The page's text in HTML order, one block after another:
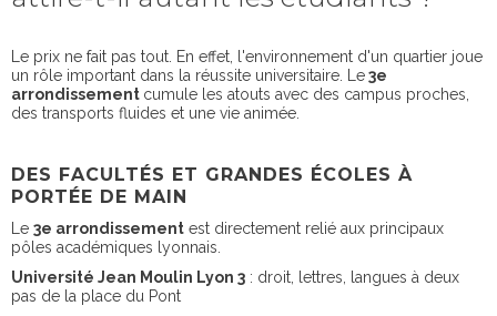
Le prix ne fait pas tout. En effet, l'environnement d'un quartier joue
un rôle important dans la réussite universitaire. Le3e
arrondissement cumule les atouts avec des campus proches,
des transports fluides et une vie animée.
DES FACULTÉS ET GRANDES ÉCOLES À
PORTÉE DE MAIN
Le 3e arrondissement est directement relié aux principaux
pôles académiques lyonnais.
Université Jean Moulin Lyon 3 : droit, lettres, langues à deux
pas de la place du Pont